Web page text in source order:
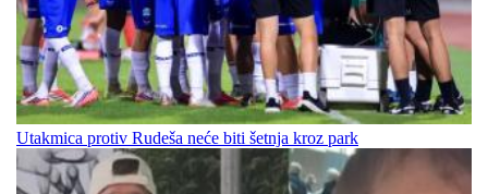
Utakmica protiv Rudeša neće biti šetnja kroz park